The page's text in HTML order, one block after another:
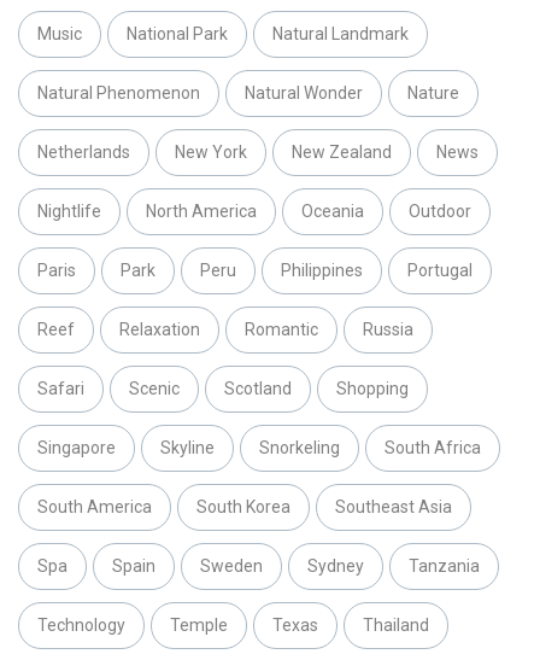
Music National Park Natural Landmark
Natural Phenomenon Natural Wonder Nature
Netherlands New York New Zealand News
Nightlife North America Oceania Outdoor
Paris Park Peru Philippines Portugal
Reef Relaxation Romantic Russia
Safari Scenic Scotland Shopping
Singapore Skyline Snorkeling South Africa
South America South Korea Southeast Asia
Spa Spain Sweden Sydney Tanzania
Technology Temple Texas Thailand